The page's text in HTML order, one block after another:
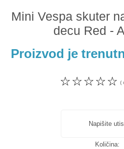
Mini Vespa skuter
decu Red -
Proizvod je
☆
☆
☆
☆
☆ (
Napišite
Količina: